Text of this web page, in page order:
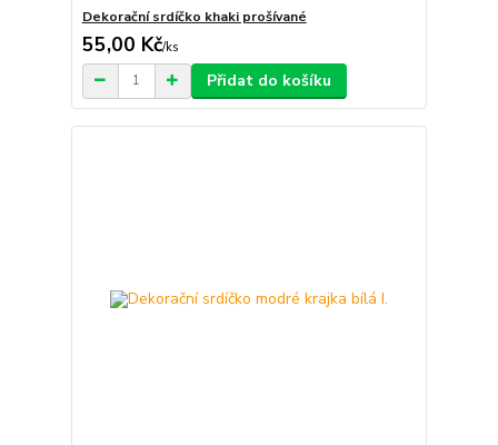
Dekorační srdíčko khaki prošívané
55,00 Kč/ks
Přidat do košíku